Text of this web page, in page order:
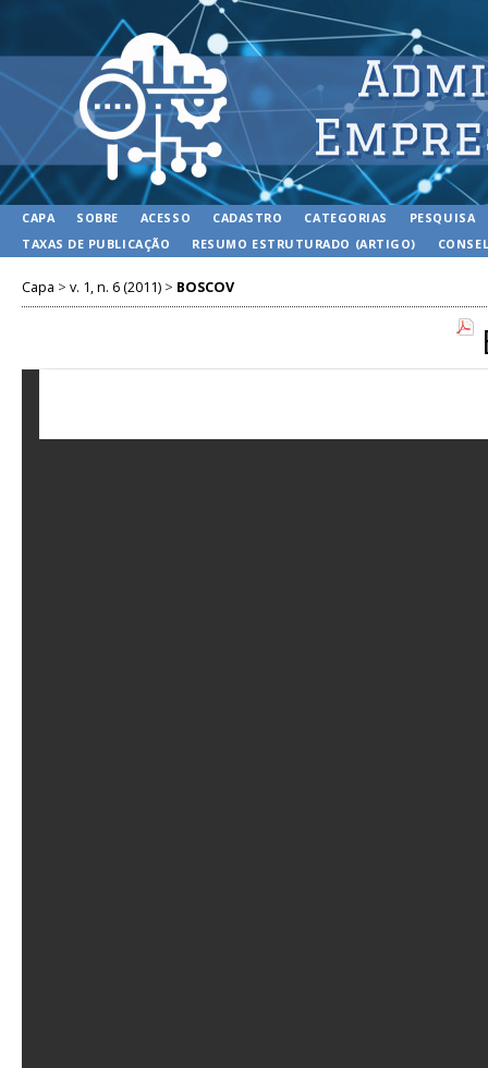
CAPA SOBRE ACESSO CADASTRO CATEGORIAS
PESQUISA
TAXAS DE PUBLICAÇÃO
RESUMO ESTRUTURADO (ARTIGO)
Capa > v. 1, n. 6 (2011) > BOSCOV